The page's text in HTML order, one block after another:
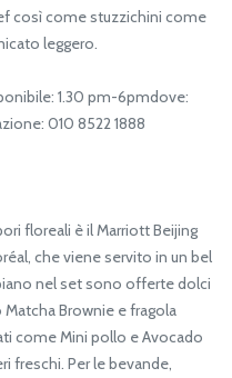
così come stuzzichini come
leggero.
1.30 pm-6pmdove:
010 8522 1888
floreali è il Marriott Beijing
che viene servito in un bel
nel set sono offerte dolci
Brownie e fragola
come Mini pollo e Avocado
freschi. Per le bevande,